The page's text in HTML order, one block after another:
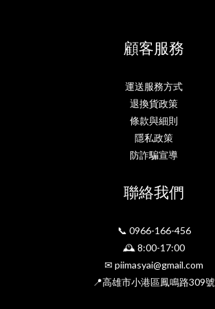
顧客服務
運送服務方式
退換貨政策
條款與細則
隱私政策
防詐騙宣導
聯絡我們
📞 0966-166-456
🕰 8:00-17:00
✉ piimasyai@gmail.com
📍高雄市小港區鳳鳴路309號